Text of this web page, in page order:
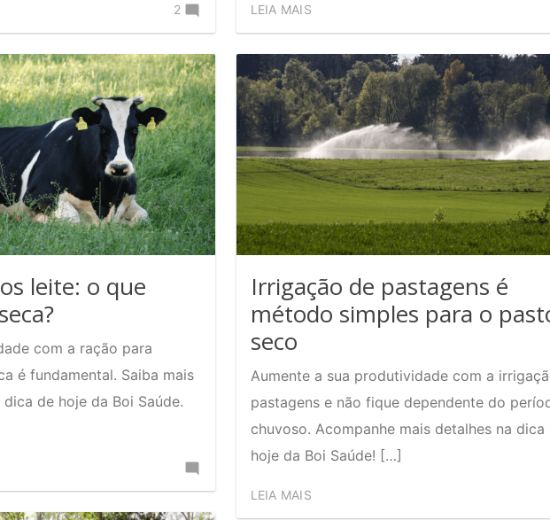
Devo
usar
suplemento
no
sistema
de
produção
de
2 LEIA MAIS
a
leite: o que
com a ração para
é fundamental. Saiba mais
de hoje da Boi Saúde.
Ração
Irrigação de pastagens é
método simples para o
seco
Aumente a sua produtividade com a
pastagens e não fique dependente do
chuvoso. Acompanhe mais detalhes na dica
hoje da Boi Saúde! […]
LEIA MAIS